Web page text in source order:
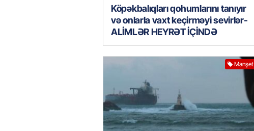
Köpəkbalıqları qohumlarını tanıyır
və onlarla vaxt keçirməyi sevirlər-
ALİMLƏR HEYRƏT İÇİNDƏ
Manşet